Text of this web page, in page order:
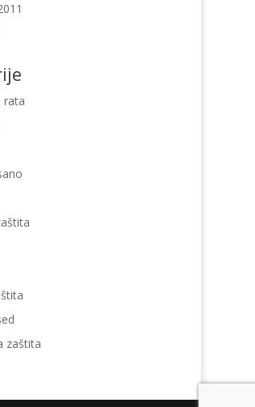
rata
zaštita